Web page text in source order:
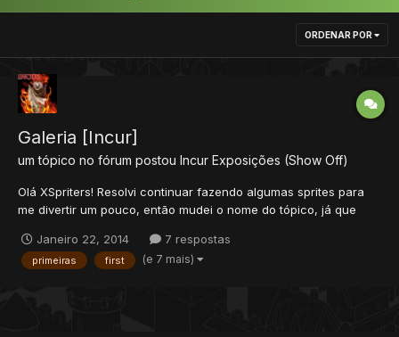
ORDENAR POR
Galeria [Incur]
um tópico no fórum postou Incur Exposições (Show Off)
Olá XSpriters! Resolvi continuar fazendo algumas sprites para
me divertir um pouco, então mudei o nome do tópico, já que
novo nesta área, então toda ajuda é bem vinda! Imagens (Por
ordem de criação, sendo a primeira minha...
Janeiro 22, 2014 7 respostas
primeiras first (e 7 mais)